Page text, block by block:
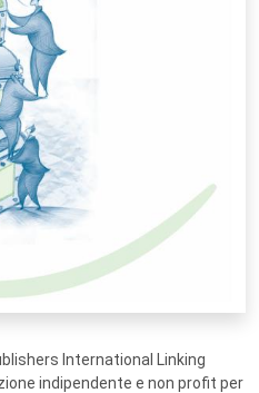
International Linking
indipendente e non profit per